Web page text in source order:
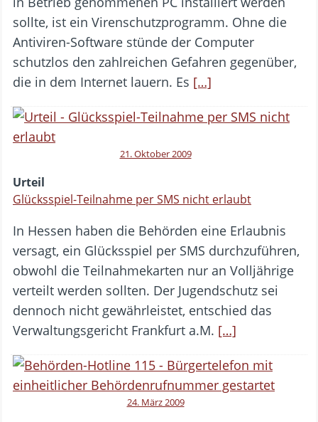
sollte, ist ein Virenschutzprogramm. Ohne die
Antiviren-Software stünde der Computer
schutzlos den zahlreichen Gefahren gegenüber,
die in dem Internet lauern. Es […]
21. Oktober 2009
Urteil
Glücksspiel-Teilnahme per SMS nicht erlaubt
In Hessen haben die Behörden eine Erlaubnis
versagt, ein Glücksspiel per SMS durchzuführen,
obwohl die Teilnahmekarten nur an Volljährige
verteilt werden sollten. Der Jugendschutz sei
dennoch nicht gewährleistet, entschied das
Verwaltungsgericht Frankfurt a.M. […]
24. März 2009